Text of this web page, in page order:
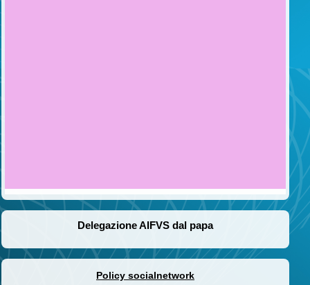
Delegazione AIFVS dal papa
Policy socialnetwork